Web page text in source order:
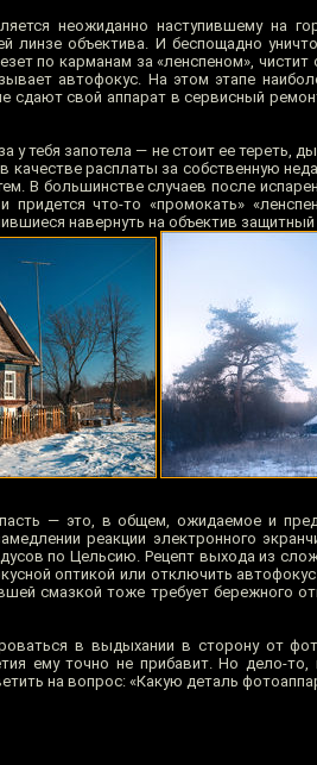
неожиданно наступившему на
линзе объектива. И беспощадно
по карманам за «ленспеном»,
автофокус. На этом этапе
сдают свой аппарат в сервисный
у тебя запотела — не стоит ее тереть,
расплаты за собственную
В большинстве случаев после
придется что-то «промокать»
навернуть на объектив
— это, в общем, ожидаемое и
реакции электронного
по Цельсию. Рецепт выхода из
оптикой или отключить
смазкой тоже требует бережного
в выдыхании в сторону от
ему точно не прибавит. Но дело-
на вопрос: «Какую деталь